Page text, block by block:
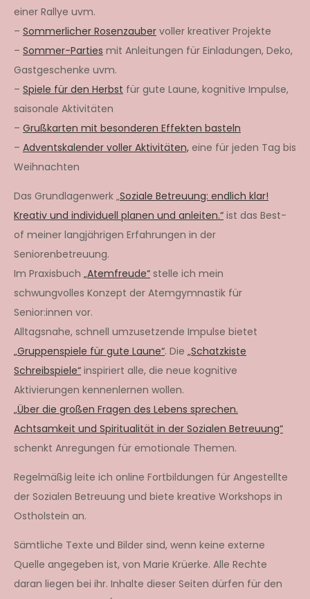
einer Rallye uvm.
– Sommerlicher Rosenzauber voller kreativer Projekte
– Sommer-Parties mit Anleitungen für Einladungen, Deko,
Gastgeschenke uvm.
– Spiele für den Herbst für gute Laune, kognitive Impulse,
saisonale Aktivitäten
– Grußkarten mit besonderen Effekten basteln
– Adventskalender voller Aktivitäten, eine für jeden Tag bis
Weihnachten
Das Grundlagenwerk „Soziale Betreuung: endlich klar!
Kreativ und individuell planen und anleiten.“ ist das Best-
of meiner langjährigen Erfahrungen in der
Seniorenbetreuung.
Im Praxisbuch „Atemfreude“ stelle ich mein
schwungvolles Konzept der Atemgymnastik für
Senior:innen vor.
Alltagsnahe, schnell umzusetzende Impulse bietet
„Gruppenspiele für gute Laune“. Die „Schatzkiste
Schreibspiele“ inspiriert alle, die neue kognitive
Aktivierungen kennenlernen wollen.
„Über die großen Fragen des Lebens sprechen.
Achtsamkeit und Spiritualität in der Sozialen Betreuung“
schenkt Anregungen für emotionale Themen.
Regelmäßig leite ich online Fortbildungen für Angestellte
der Sozialen Betreuung und biete kreative Workshops in
Ostholstein an.
Sämtliche Texte und Bilder sind, wenn keine externe
Quelle angegeben ist, von Marie Krüerke. Alle Rechte
daran liegen bei ihr. Inhalte dieser Seiten dürfen für den